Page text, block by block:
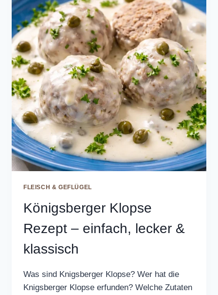
FLEISCH & GEFLÜGEL
Königsberger Klopse
Rezept – einfach, lecker &
klassisch
Was sind Knigsberger Klopse? Wer hat die
Knigsberger Klopse erfunden? Welche Zutaten